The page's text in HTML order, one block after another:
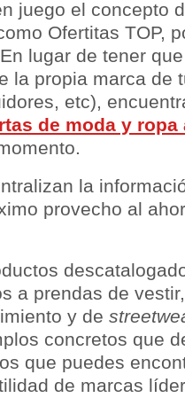
juego el concepto
Ofertitas TOP,
lugar de tener
la propia marca de
etc),
de moda y
la
provecho al
a prendas de
y de
concretos que
que puedes
de marcas